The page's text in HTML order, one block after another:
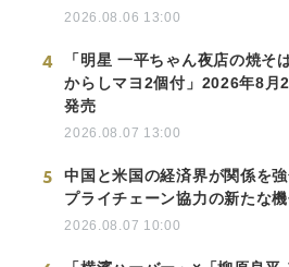
2026.08.06 13:00
4
「明星 一平ちゃん夜店の焼そ
からしマヨ2個付」2026年8月
発売
2026.08.07 13:00
5
中国と米国の経済界が関係を
プライチェーン協力の新たな
2026.08.07 10:00